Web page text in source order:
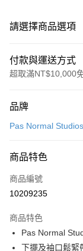
請選擇商品選項
付款與運送方式
超取滿NT$10,000
信用卡一次付款
LINE Pay
Apple Pay
運送方式
品牌
Pas Normal Studios
商品特色
商品編號
10209235
商品特色
Pas Normal
下擺及袖口鬆緊